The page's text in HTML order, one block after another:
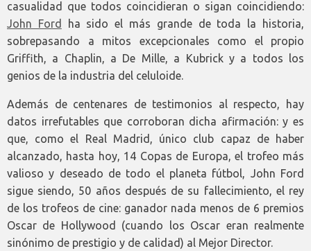
casualidad que todos coincidieran o sigan coincidiendo:
John Ford
ha sido el más grande de toda la historia,
sobrepasando a mitos excepcionales como el propio
Griffith, a Chaplin, a De Mille, a Kubrick y a todos los
genios de la industria del celuloide.
Además de centenares de testimonios al respecto, hay
datos irrefutables que corroboran dicha afirmación: y es
que, como el Real Madrid, único club capaz de haber
alcanzado, hasta hoy, 14 Copas de Europa, el trofeo más
valioso y deseado de todo el planeta fútbol, John Ford
sigue siendo, 50 años después de su fallecimiento, el rey
de los trofeos de cine: ganador nada menos de 6 premios
Oscar de Hollywood (cuando los Oscar eran realmente
sinónimo de prestigio y de calidad) al Mejor Director.